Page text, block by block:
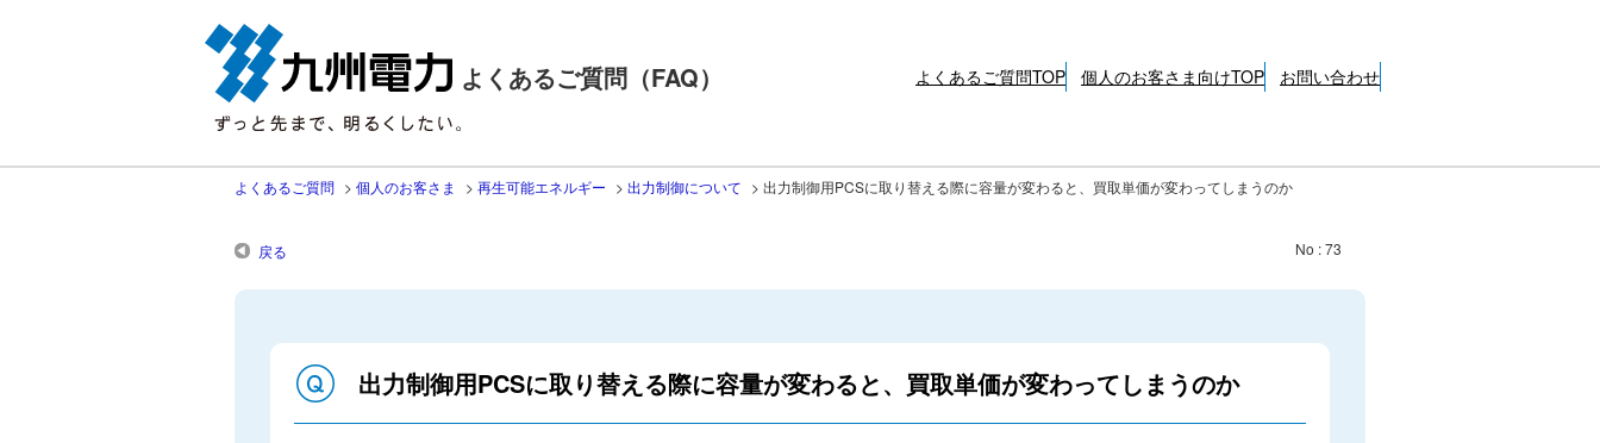
よくあるご質問（FAQ） よくあるご質問TOP 個人のお客さま向けTOP お問い合わせ
よくあるご質問 > 個人のお客さま > 再生可能エネルギー > 出力制御について > 出力制御用PCSに取り替える際に容量が変わると、買取単価が変わってしまうのか
戻る No : 73
出力制御用PCSに取り替える際に容量が変わると、買取単価が変わってしまうのか